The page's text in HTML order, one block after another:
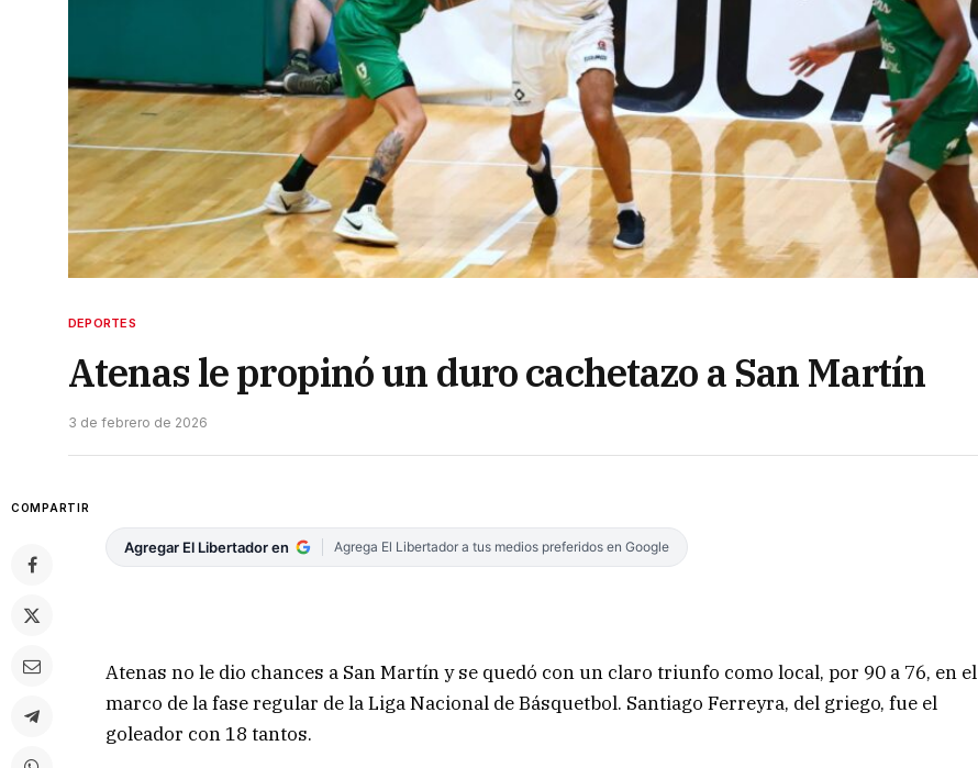
DEPORTES
Atenas le propinó un duro cachetazo a San Martín
3 de febrero de 2026
COMPARTIR
Agregar El Libertador en Agrega El Libertador a tus medios preferidos en Google
Atenas no le dio chances a San Martín y se quedó con un claro triunfo como local, por 90 a 76, en el
marco de la fase regular de la Liga Nacional de Básquetbol. Santiago Ferreyra, del griego, fue el
goleador con 18 tantos.